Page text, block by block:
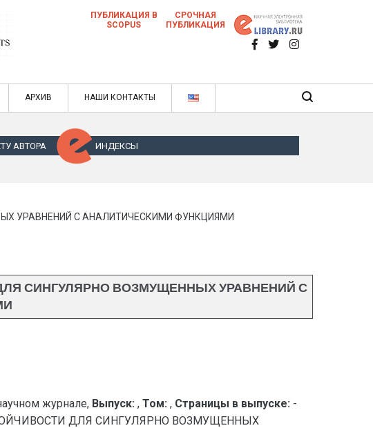
научных статей в ежемесячном научном
журнале
в ежемесячном научном журнале
ПУБЛИКАЦИЯ В
SCOPUS
СРОЧНАЯ
ПУБЛИКАЦИЯ
АРХИВ НАШИ КОНТАКТЫ
АВТОРА ИНДЕКСЫ
УРАВНЕНИЙ С АНАЛИТИЧЕСКИМИ ФУНКЦИЯМИ
СИНГУЛЯРНО ВОЗМУЩЕННЫХ УРАВНЕНИЙ С
журнале, Выпуск: , Том: , Страницы в выпуске: -
ДЛЯ СИНГУЛЯРНО ВОЗМУЩЕННЫХ